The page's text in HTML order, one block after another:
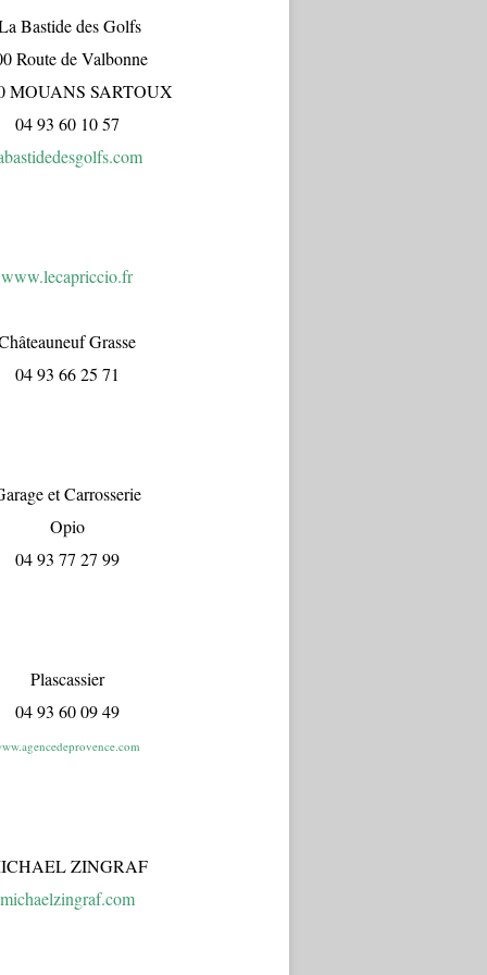
Bastide des Golfs
Route de Valbonne
MOUANS SARTOUX
04 93 60 10 57
www.lecapriccio.fr
Grasse
04 93 66 25 71
et Carrosserie
Opio
04 93 77 27 99
Plascassier
04 93 60 09 49
ZINGRAF
michaelzingraf.com